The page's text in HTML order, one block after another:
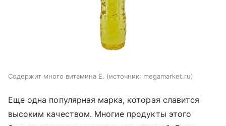
Содержит много витамина Е. источник: megamarket.ru
Еще одна популярная марка, которая славится
высоким качеством. Многие продукты этого